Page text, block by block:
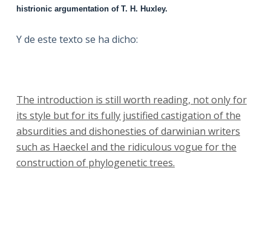
histrionic argumentation of T. H. Huxley.
Y de este texto se ha dicho:
The introduction is still worth reading, not only for
its style but for its fully justified castigation of the
absurdities and dishonesties of darwinian writers
such as Haeckel and the ridiculous vogue for the
construction of phylogenetic trees.